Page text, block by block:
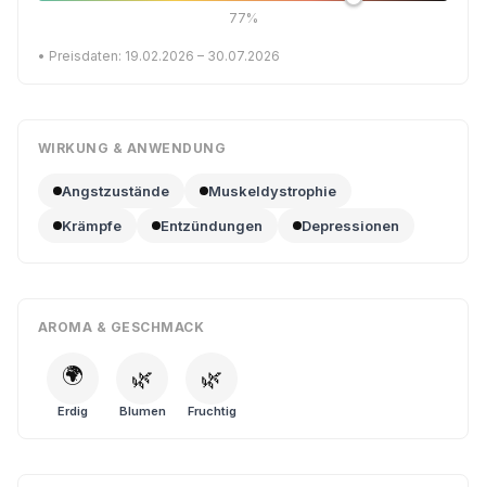
77%
• Preisdaten: 19.02.2026 – 30.07.2026
WIRKUNG & ANWENDUNG
Angstzustände
Muskeldystrophie
Krämpfe
Entzündungen Depressionen
AROMA & GESCHMACK
🌍
Erdig
🌿
Blumen
🌿
Fruchtig